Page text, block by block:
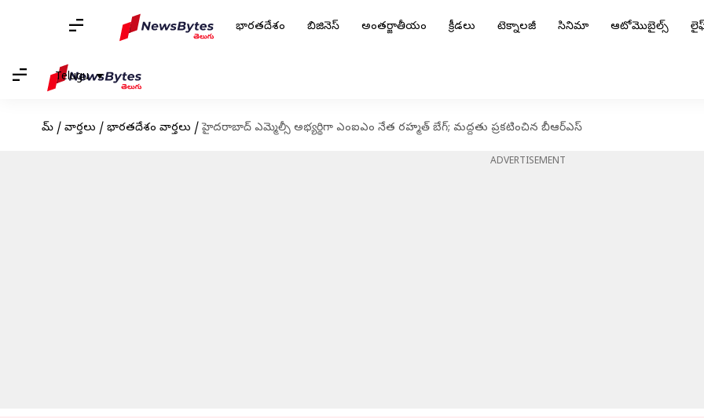
భారతదేశం బిజినెస్ అంతర్జాతీయం క్రీడలు టెక్నాలజీ సినిమా ఆటోమొబైల్స్
Telugu
హోమ్ / వార్తలు / భారతదేశం వార్తలు / హైదరాబాద్ ఎమ్మెల్సీ అభ్యర్థిగా ఎంఐఎం నేత రహ్మత్ బేగ్‌; మద్దతు ప్రకటించిన బీఆర్ఎస్
ADVERTISEMENT